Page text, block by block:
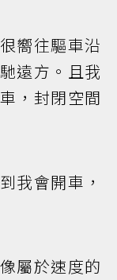
嚮往驅車沿
遠方。且我
，封閉空間
我會開車，
屬於速度的